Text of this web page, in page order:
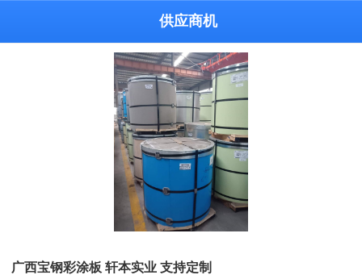
供应商机
广西宝钢彩涂板 轩本实业 支持定制